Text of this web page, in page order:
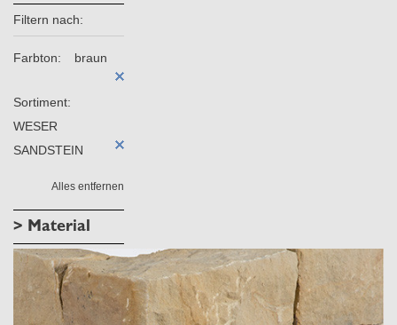
Filtern nach:
Farbton: braun
Sortiment:
WESER
SANDSTEIN
Alles entfernen
> Material